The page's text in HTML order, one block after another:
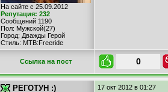
На сайте с 25.09.2012
Репутация: 232
Сообщений 1190
Пол: Мужской(27)
Город: Дважды Герой
Стиль: MTB:Freeride
Cсылка на пост 0
РЕГОТУН :) 17 окт 2012 в 01:27